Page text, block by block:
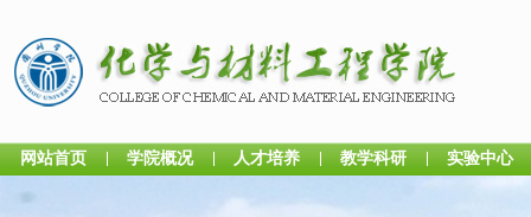
网站首页 学院概况 人才培养 教学科研 实验中心